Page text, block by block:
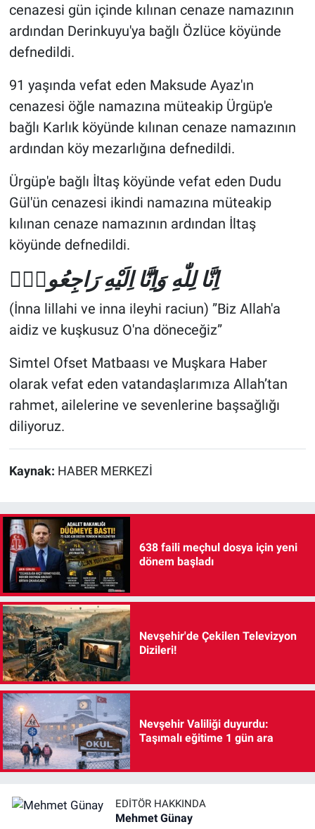
cenazesi gün içinde kılınan cenaze namazının
ardından Derinkuyu'ya bağlı Özlüce köyünde
defnedildi.
91 yaşında vefat eden Maksude Ayaz'ın
cenazesi öğle namazına müteakip Ürgüp'e
bağlı Karlık köyünde kılınan cenaze namazının
ardından köy mezarlığına defnedildi.
Ürgüp'e bağlı İltaş köyünde vefat eden Dudu
Gül'ün cenazesi ikindi namazına müteakip
kılınan cenaze namazının ardından İltaş
köyünde defnedildi.
اِنَّا لِلّٰهِ وَاِنَّٓا اِلَيْهِ رَاجِعُونَۜ
(İnna lillahi ve inna ileyhi raciun) ‎”Biz Allah'a
aidiz ve kuşkusuz O'na döneceğiz”
Simtel Ofset Matbaası ve Muşkara Haber
olarak vefat eden vatandaşlarımıza Allah’tan
rahmet, ailelerine ve sevenlerine başsağlığı
diliyoruz.
Kaynak: HABER MERKEZİ
638 faili meçhul dosya için yeni
dönem başladı
Nevşehir'de Çekilen Televizyon
Dizileri!
Nevşehir Valiliği duyurdu:
Taşımalı eğitime 1 gün ara
EDITÖR HAKKINDA
Mehmet Günay